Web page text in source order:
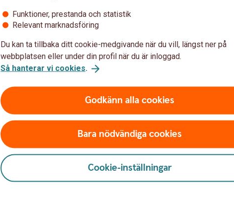
Funktioner, prestanda och statistik
Relevant marknadsföring
Du kan ta tillbaka ditt cookie-medgivande när du vill, längst ner på
webbplatsen eller under din profil när du är inloggad.
Så hanterar vi cookies.
Godkänn alla cookies
Bara nödvändiga cookies
Cookie-inställningar
Om oss
Säkerhet och